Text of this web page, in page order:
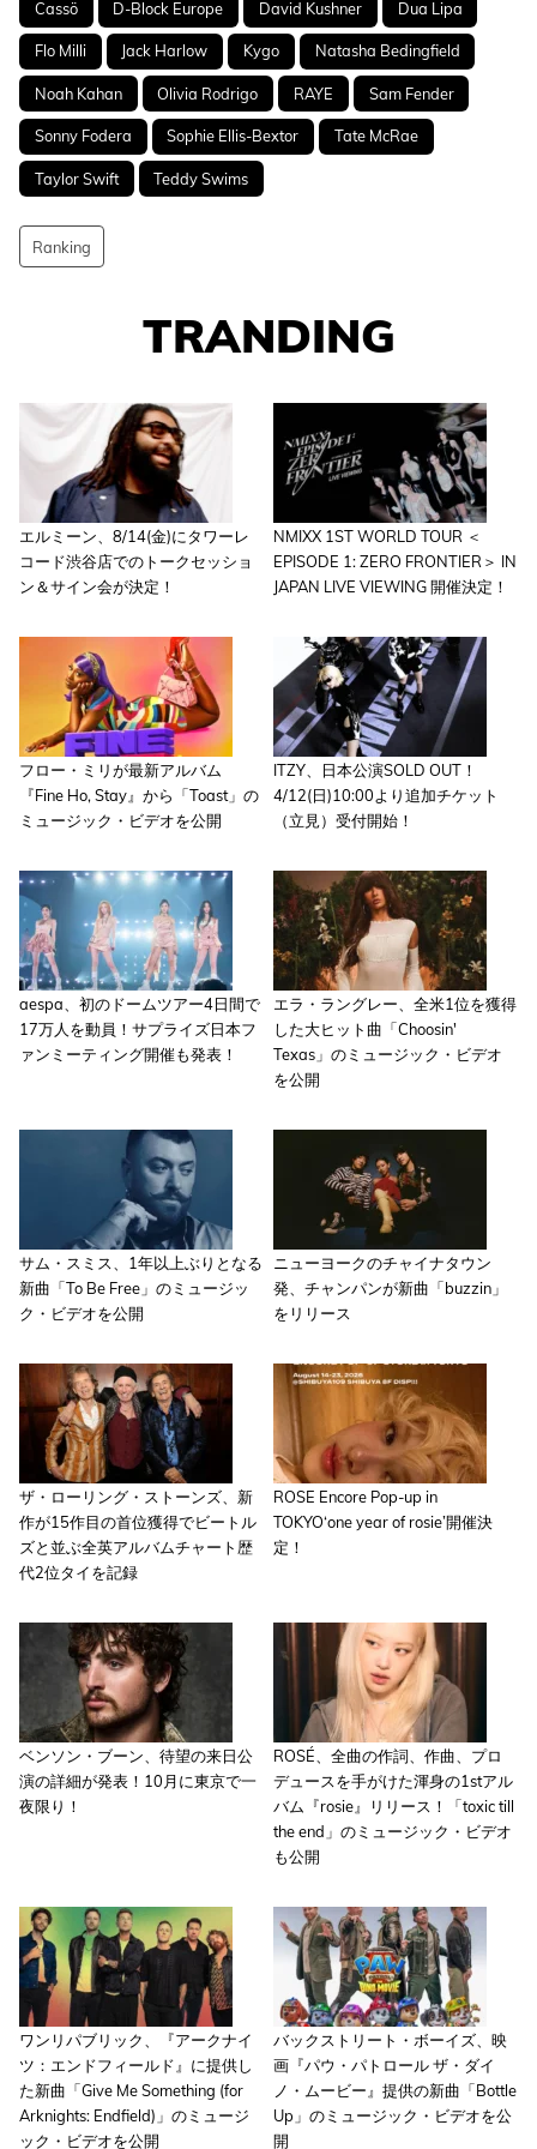
Cassö D-Block Europe David Kushner Dua Lipa
Flo Milli Jack Harlow Kygo Natasha Bedingfield
Noah Kahan Olivia Rodrigo RAYE Sam Fender
Sonny Fodera Sophie Ellis-Bextor Tate McRae
Taylor Swift Teddy Swims
Ranking
TRANDING
エルミーン、8/14(金)にタワーレ
コード渋谷店でのトークセッショ
ン＆サイン会が決定！
NMIXX 1ST WORLD TOUR ＜
EPISODE 1: ZERO FRONTIER＞ IN
JAPAN LIVE VIEWING 開催決定！
フロー・ミリが最新アルバム
『Fine Ho, Stay』から「Toast」の
ミュージック・ビデオを公開
ITZY、日本公演SOLD OUT！
4/12(日)10:00より追加チケット
（立見）受付開始！
aespa、初のドームツアー4日間で
17万人を動員！サプライズ日本フ
ァンミーティング開催も発表！
エラ・ラングレー、全米1位を獲得
した大ヒット曲「Choosin'
Texas」のミュージック・ビデオ
を公開
サム・スミス、1年以上ぶりとなる
新曲「To Be Free」のミュージッ
ク・ビデオを公開
ニューヨークのチャイナタウン
発、チャンパンが新曲「buzzin」
をリリース
ザ・ローリング・ストーンズ、新
作が15作目の首位獲得でビートル
ズと並ぶ全英アルバムチャート歴
代2位タイを記録
ROSE Encore Pop-up in
TOKYO‘one year of rosie’開催決
定！
ベンソン・ブーン、待望の来日公
演の詳細が発表！10月に東京で一
夜限り！
ROSÉ、全曲の作詞、作曲、プロ
デュースを手がけた渾身の1stアル
バム『rosie』リリース！「toxic till
the end」のミュージック・ビデオ
も公開
ワンリパブリック、『アークナイ
ツ：エンドフィールド』に提供し
た新曲「Give Me Something (for
Arknights: Endfield)」のミュージ
ック・ビデオを公開
バックストリート・ボーイズ、映
画『パウ・パトロール ザ・ダイ
ノ・ムービー』提供の新曲「Bottle
Up」のミュージック・ビデオを公
開